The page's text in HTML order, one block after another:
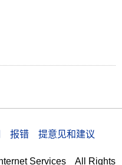
报错 提意见和建议
Services All Rights